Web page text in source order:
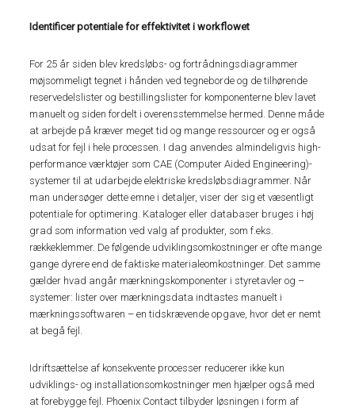
Identificer potentiale for effektivitet i workflowet
For 25 år siden blev kredsløbs- og fortrådningsdiagrammer
møjsommeligt tegnet i hånden ved tegneborde og de tilhørende
reservedelslister og bestillingslister for komponenterne blev lavet
manuelt og siden fordelt i overensstemmelse hermed. Denne måde
at arbejde på kræver meget tid og mange ressourcer og er også
udsat for fejl i hele processen. I dag anvendes almindeligvis high-
performance værktøjer som CAE (Computer Aided Engineering)-
systemer til at udarbejde elektriske kredsløbsdiagrammer. Når
man undersøger dette emne i detaljer, viser der sig et væsentligt
potentiale for optimering. Kataloger eller databaser bruges i høj
grad som information ved valg af produkter, som f.eks.
rækkeklemmer. De følgende udviklingsomkostninger er ofte mange
gange dyrere end de faktiske materialeomkostninger. Det samme
gælder hvad angår mærkningskomponenter i styretavler og –
systemer: lister over mærkningsdata indtastes manuelt i
mærkningssoftwaren – en tidskrævende opgave, hvor det er nemt
at begå fejl.
Idriftsættelse af konsekvente processer reducerer ikke kun
udviklings- og installationsomkostninger men hjælper også med
at forebygge fejl. Phoenix Contact tilbyder løsningen i form af